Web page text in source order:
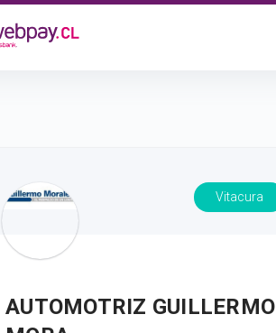
Vitacura
AUTOMOTRIZ GUILLERMO